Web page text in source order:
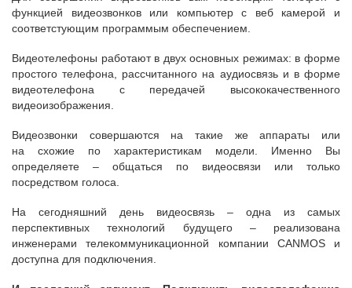
функцией видеозвонков или компьютер с веб камерой и
соответстующим программым обеспечением.
Видеотелефоны работают в двух основных режимах: в форме
простого телефона, рассчитанного на аудиосвязь и в форме
видеотелефона с передачей высококачественного
видеоизображения.
Видеозвонки совершаются на такие же аппараты или
на схожие по характеристикам модели. Именно Вы
определяете – общаться по видеосвязи или только
посредством голоса.
На сегодняшний день видеосвязь – одна из самых
перспективных технологий будущего – реализована
инженерами телекоммуникационной компании CANMOS и
доступна для подключения.